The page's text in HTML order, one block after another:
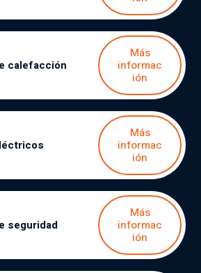
calefacción
Más
informac
ión
Más
informac
ión
seguridad
Más
informac
ión